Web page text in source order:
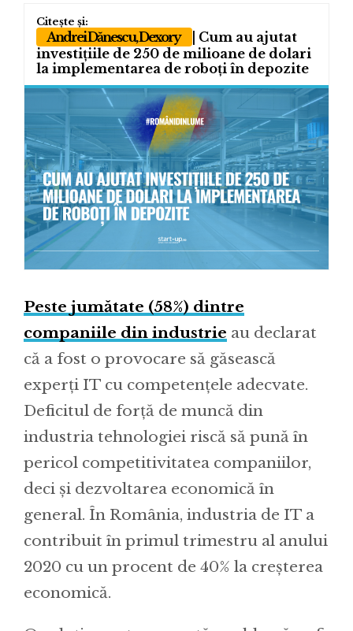
Andrei Dănescu, Dexory
| Cum au ajutat
investițiile de 250 de milioane de dolari
la implementarea de roboți în depozite
Peste jumătate (58%) dintre
companiile din industrie au declarat
că a fost o provocare să găsească
experți IT cu competențele adecvate.
Deficitul de forță de muncă din
industria tehnologiei riscă să pună în
pericol competitivitatea companiilor,
deci și dezvoltarea economică în
general. În România, industria de IT a
contribuit în primul trimestru al anului
2020 cu un procent de 40% la creșterea
economică.